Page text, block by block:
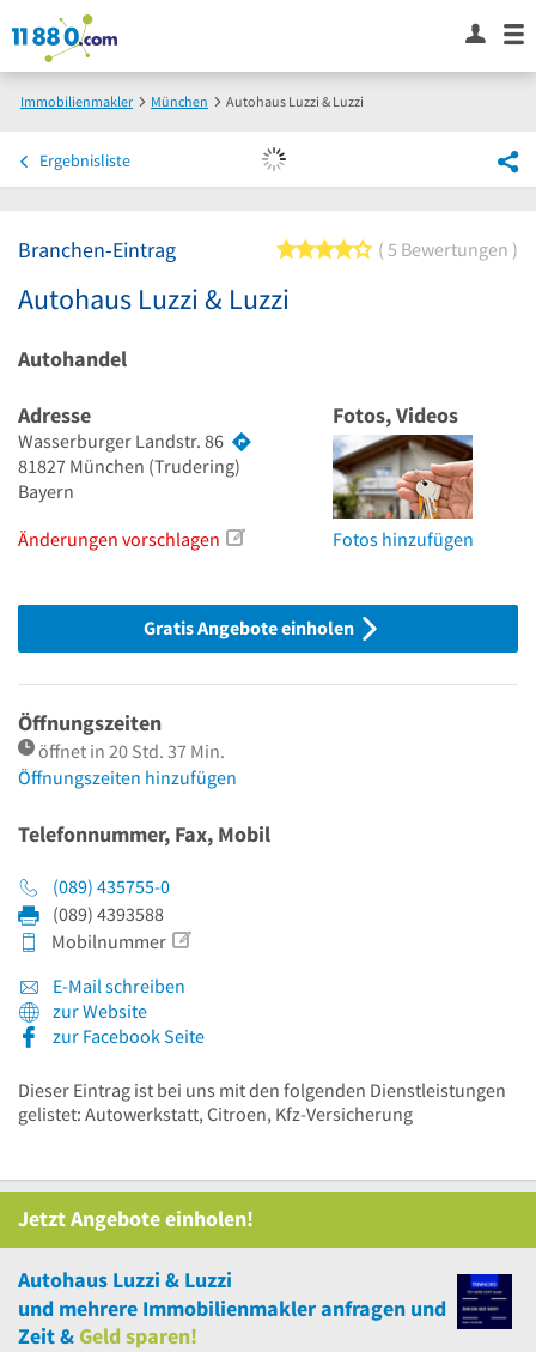
Immobilienmakler München Autohaus Luzzi & Luzzi
Ergebnisliste
Branchen-Eintrag 4 von 5 Sternen
5 Bewertungen
Autohaus Luzzi & Luzzi
Autohandel
Adresse
Wasserburger Landstr. 86
81827 München (Trudering)
Bayern
Änderungen vorschlagen
Fotos, Videos
Fotos hinzufügen
Gratis Angebote einholen
Öffnungszeiten
öffnet in 20 Std. 37 Min.
Öffnungszeiten hinzufügen
Telefonnummer, Fax, Mobil
(089) 435755-0
(089) 4393588
Mobilnummer
E-Mail schreiben
zur Website
zur Facebook Seite
Dieser Eintrag ist bei uns mit den folgenden Dienstleistungen
gelistet: Autowerkstatt, Citroen, Kfz-Versicherung
Jetzt Angebote einholen!
Autohaus Luzzi & Luzzi
und mehrere Immobilienmakler anfragen und
Zeit &Geld sparen!